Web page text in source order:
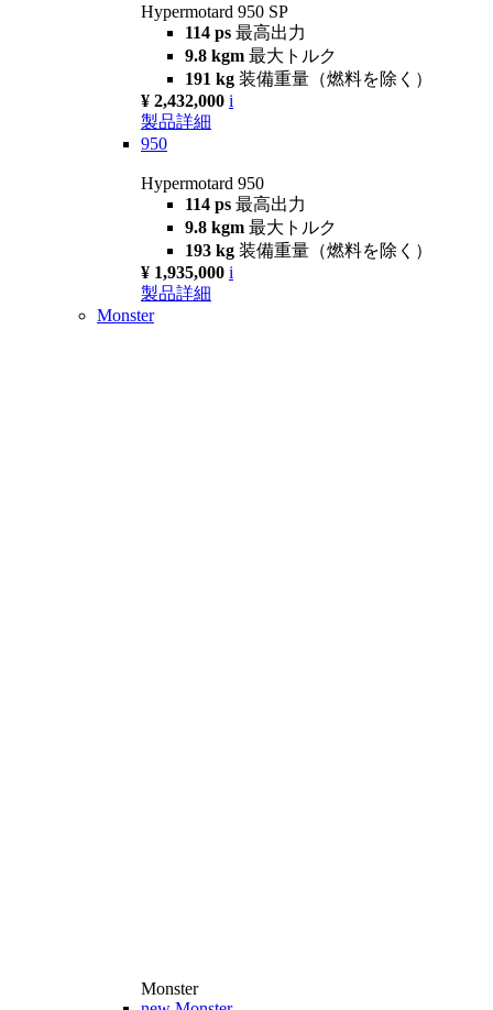
Hypermotard 950 SP
114 ps 最高出力
9.8 kgm 最大トルク
191 kg 装備重量（燃料を除く）
¥ 2,432,000 i
製品詳細
950
Hypermotard 950
114 ps 最高出力
9.8 kgm 最大トルク
193 kg 装備重量（燃料を除く）
¥ 1,935,000 i
製品詳細
Monster
Monster